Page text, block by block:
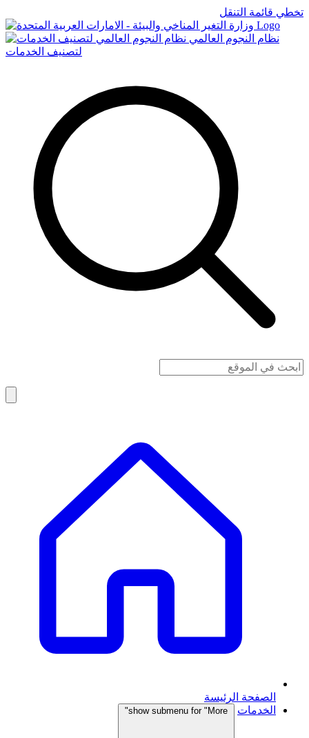
تخطي قائمة التنقل
Logo
نظام النجوم العالمي
لتصنيف الخدمات
الصفحة الرئيسة
الخدمات
show submenu for "More"